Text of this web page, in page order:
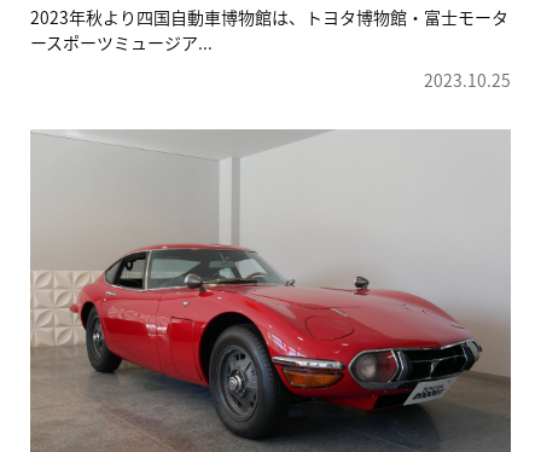
2023年秋より四国自動車博物館は、トヨタ博物館・富士モータ
ースポーツミュージア...
2023.10.25